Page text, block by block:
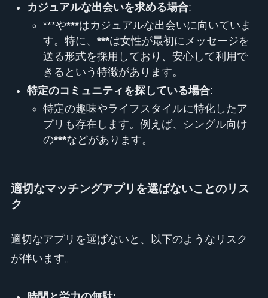
カジュアルな出会いを求める場合:
***や***はカジュアルな出会いに向いていま
す。特に、 ***は女性が最初にメッセージを
送る形式を採用しており、安心して利用で
きるという特徴があります。
特定のコミュニティを探している場合:
特定の趣味やライフスタイルに特化したア
プリも存在します。例えば、シングル向け
の***などがあります。
適切なマッチングアプリを選ばないことのリス
ク
適切なアプリを選ばないと、以下のようなリスク
が伴います。